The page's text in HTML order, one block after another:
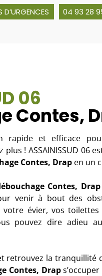
D’URGENCES 04 93 28
06
Contes,
rapide et efficace
plus ! ASSAINISSUD 06
Contes, Drap en un
Contes,
venir à bout des
évier, vos
pouvez dire adieu
retrouvez la tranquillité
Contes, Drap